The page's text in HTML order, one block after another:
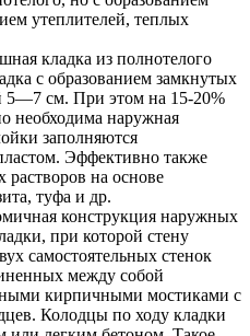
утеплителей, теплых
кладка из полнотелого
с образованием замкнутых
см. При этом на 15-20%
необходима наружная
заполняются
Эффективно также
на основе
туфа и др.
конструкция наружных
при которой стену
самостоятельных стенок
между собой
кирпичными мостиками с
Колодцы по ходу кладки